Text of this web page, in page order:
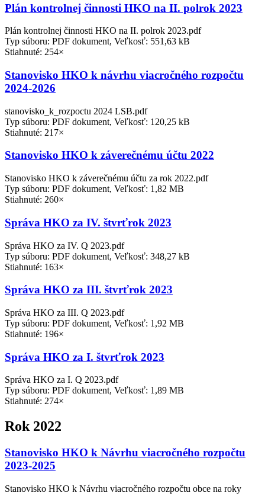
Plán kontrolnej činnosti HKO na II. polrok 2023
Plán kontrolnej činnosti HKO na II. polrok 2023.pdf
Typ súboru: PDF dokument, Veľkosť: 551,63 kB
Stiahnuté: 254×
Stanovisko HKO k návrhu viacročného rozpočtu
2024-2026
stanovisko_k_rozpoctu 2024 LSB.pdf
Typ súboru: PDF dokument, Veľkosť: 120,25 kB
Stiahnuté: 217×
Stanovisko HKO k záverečnému účtu 2022
Stanovisko HKO k záverečnému účtu za rok 2022.pdf
Typ súboru: PDF dokument, Veľkosť: 1,82 MB
Stiahnuté: 260×
Správa HKO za IV. štvrťrok 2023
Správa HKO za IV. Q 2023.pdf
Typ súboru: PDF dokument, Veľkosť: 348,27 kB
Stiahnuté: 163×
Správa HKO za III. štvrťrok 2023
Správa HKO za III. Q 2023.pdf
Typ súboru: PDF dokument, Veľkosť: 1,92 MB
Stiahnuté: 196×
Správa HKO za I. štvrťrok 2023
Správa HKO za I. Q 2023.pdf
Typ súboru: PDF dokument, Veľkosť: 1,89 MB
Stiahnuté: 274×
Rok 2022
Stanovisko HKO k Návrhu viacročného rozpočtu
2023-2025
Stanovisko HKO k Návrhu viacročného rozpočtu obce na roky